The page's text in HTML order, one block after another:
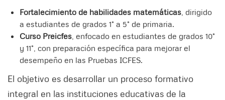
Fortalecimiento de habilidades matemáticas, dirigido
a estudiantes de grados 1° a 5° de primaria.
Curso Preicfes, enfocado en estudiantes de grados 10°
y 11°, con preparación específica para mejorar el
desempeño en las Pruebas ICFES.
El objetivo es desarrollar un proceso formativo
integral en las instituciones educativas de la